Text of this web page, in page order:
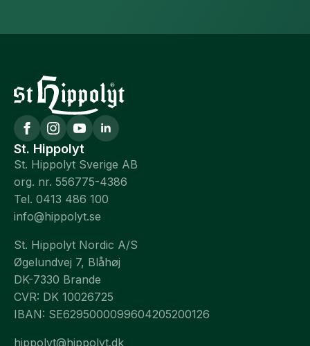
St. Hippolyt
St. Hippolyt Sverige AB
org. nr. 556775-4386
Tel. 0413 486 100
info@hippolyt.se
St. Hippolyt Nordic A/S
Øgelundvej 7, Blåhøj
DK-7330 Brande
CVR: DK 10026725
IBAN: SE6295000099604205200126
hippolyt@hippolyt.dk